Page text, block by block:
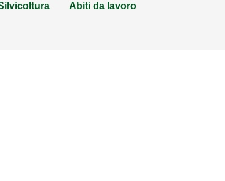
Abiti da lavoro